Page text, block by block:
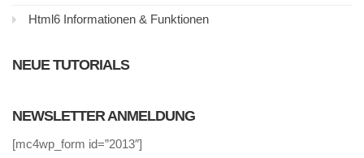
Html6 Informationen & Funktionen
NEUE TUTORIALS
NEWSLETTER ANMELDUNG
[mc4wp_form id=”2013″]